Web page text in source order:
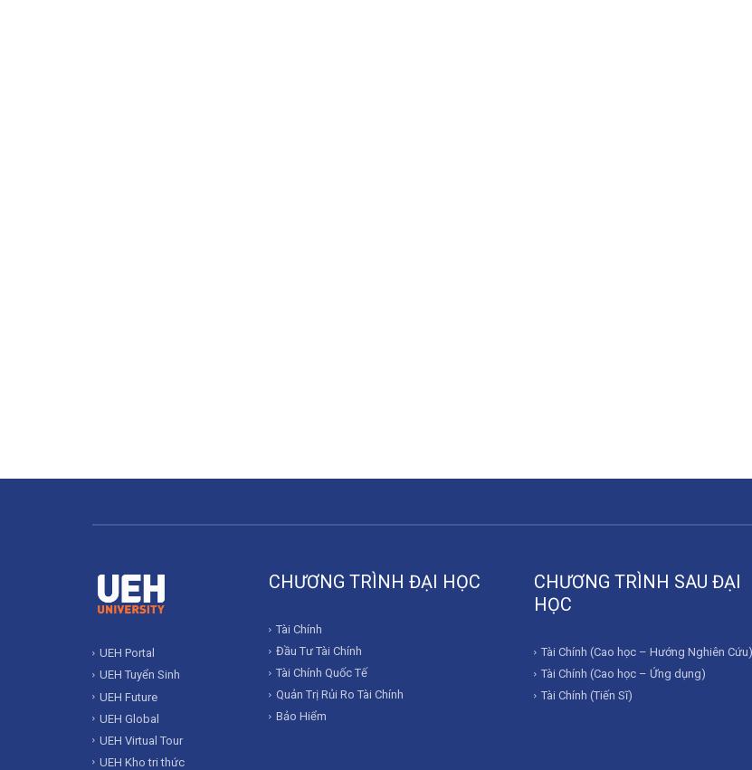
UEH Portal
UEH Tuyển Sinh
UEH Future
UEH Global
UEH Virtual Tour
UEH Kho tri thức
CHƯƠNG TRÌNH ĐẠI HỌC
Tài Chính
Đầu Tư Tài Chính
Tài Chính Quốc Tế
Quản Trị Rủi Ro Tài Chính
Bảo Hiểm
CHƯƠNG TRÌNH SAU ĐẠI
HỌC
Tài Chính (Cao học – Hướng Nghiên Cứu)
Tài Chính (Cao học – Ứng dụng)
Tài Chính (Tiến Sĩ)